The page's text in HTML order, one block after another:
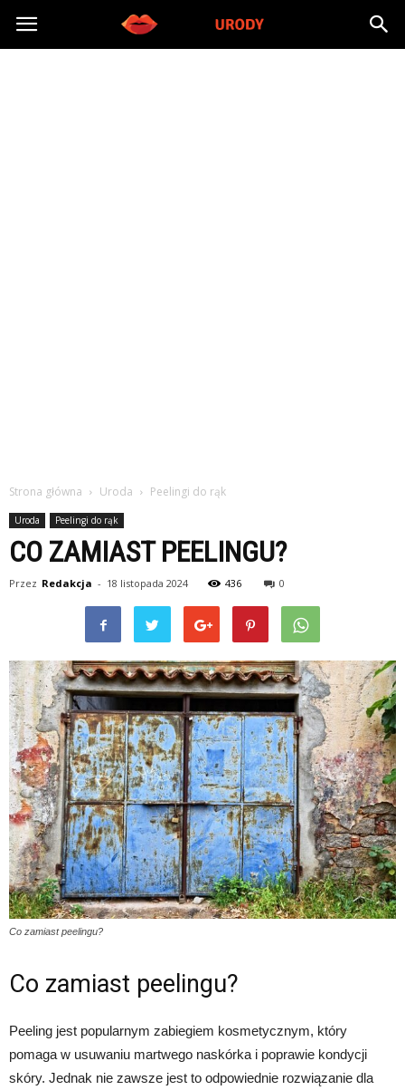
Morzeurody.pl
Strona główna Uroda Peelingi do rąk
Uroda Peelingi do rąk
CO ZAMIAST PEELINGU?
Przez Redakcja - 18 listopada 2024 436 0
Co zamiast peelingu?
Co zamiast peelingu?
Peeling jest popularnym zabiegiem kosmetycznym, który
pomaga w usuwaniu martwego naskórka i poprawie kondycji
skóry. Jednak nie zawsze jest to odpowiednie rozwiązanie dla